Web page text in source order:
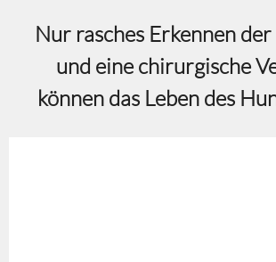
Nur rasches Erkennen
und eine chirurgische
können das Leben des